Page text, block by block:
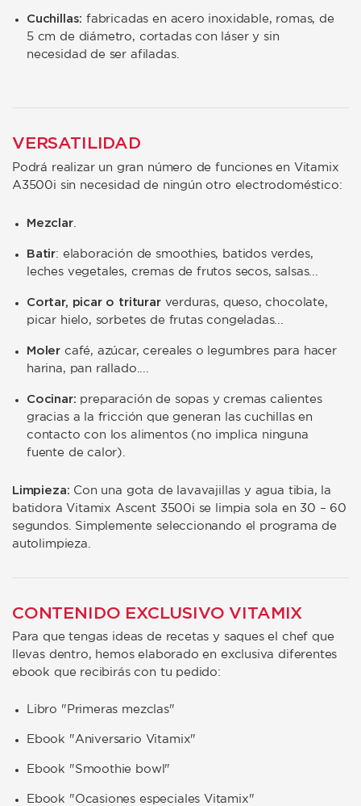
Cuchillas: fabricadas en acero inoxidable, romas, de
5 cm de diámetro, cortadas con láser y sin
necesidad de ser afiladas.
VERSATILIDAD
Podrá realizar un gran número de funciones en Vitamix
A3500i sin necesidad de ningún otro electrodoméstico:
Mezclar.
Batir: elaboración de smoothies, batidos verdes,
leches vegetales, cremas de frutos secos, salsas...
Cortar, picar o triturarverduras, queso, chocolate,
picar hielo, sorbetes de frutas congeladas...
Moler café, azúcar, cereales o legumbres para hacer
harina, pan rallado....
Cocinar: preparación de sopas y cremas calientes
gracias a la fricción que generan las cuchillas en
contacto con los alimentos (no implica ninguna
fuente de calor).
Limpieza: Con una gota de lavavajillas y agua tibia, la
batidora Vitamix Ascent 3500i se limpia sola en 30 – 60
segundos. Simplemente seleccionando el programa de
autolimpieza.
CONTENIDO EXCLUSIVO VITAMIX
Para que tengas ideas de recetas y saques el chef que
llevas dentro, hemos elaborado en exclusiva diferentes
ebook que recibirás con tu pedido:
Libro "Primeras mezclas"
E book "Aniversario Vitamix"
Ebook "Smoothie bowl"
Ebook "Ocasiones especiales Vitamix"